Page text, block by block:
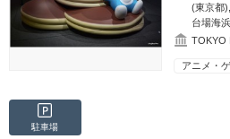
(東京都)
台場海
TOKYO
アニメ・
駐車場